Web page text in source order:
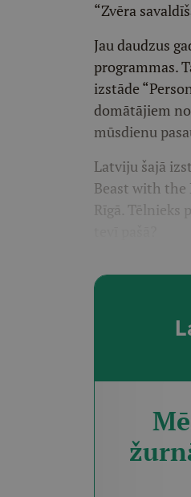
“Zvēra
Jau daudzus
programmas.
izstāde
domātājiem
mūsdienu
Latviju šajā
Beast with the
Rīgā. Tēlnieks